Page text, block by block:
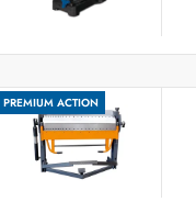
PREMIUM ACTION